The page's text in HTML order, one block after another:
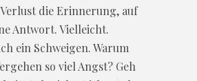
die Erinnerung, auf
Antwort. Vielleicht.
ein Schweigen. Warum
so viel Angst? Geh